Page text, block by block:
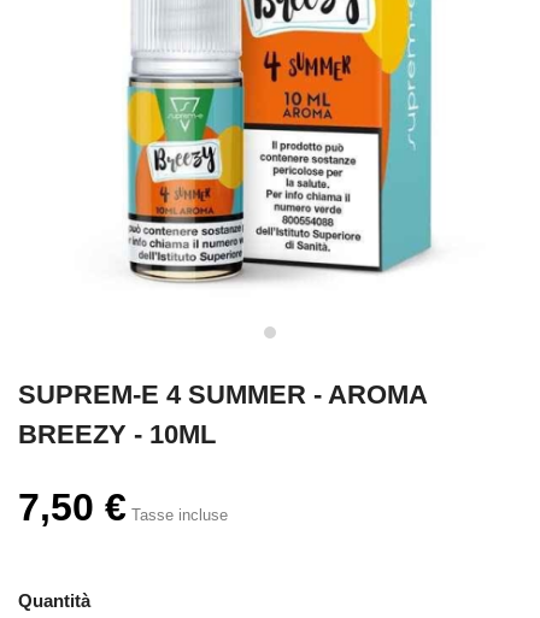
SUPREM-E 4 SUMMER - AROMA
BREEZY - 10ML
7,50 € Tasse incluse
Quantità